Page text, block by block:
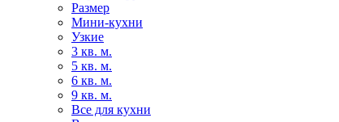
Размер
Мини-кухни
Узкие
3 кв. м.
5 кв. м.
6 кв. м.
9 кв. м.
Все для кухни